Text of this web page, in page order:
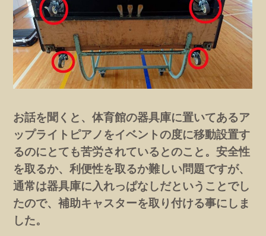
お話を聞くと、体育館の器具庫に置いてあるア
ップライトピアノをイベントの度に移動設置す
るのにとても苦労されているとのこと。安全性
を取るか、利便性を取るか難しい問題ですが、
通常は器具庫に入れっぱなしだということでし
たので、補助キャスターを取り付ける事にしま
した。